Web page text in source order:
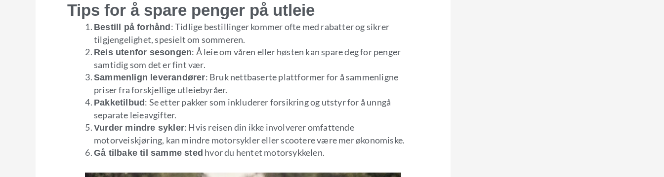
Tips for å spare penger på utleie
Bestill på forhånd: Tidlige bestillinger kommer ofte med rabatter og sikrer
tilgjengelighet, spesielt om sommeren.
Reis utenfor sesongen: Å leie om våren eller høsten kan spare deg for penger
samtidig som det er fint vær.
Sammenlign leverandører: Bruk nettbaserte plattformer for å sammenligne
priser fra forskjellige utleiebyråer.
Pakketilbud: Se etter pakker som inkluderer forsikring og utstyr for å unngå
separate leieavgifter.
Vurder mindre sykler: Hvis reisen din ikke involverer omfattende
motorveiskjøring, kan mindre motorsykler eller scootere være mer økonomiske.
Gå tilbake til samme sted hvor du hentet motorsykkelen.